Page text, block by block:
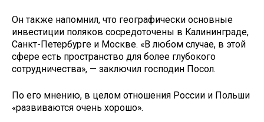
Он также напомнил, что географически основные
инвестиции поляков сосредоточены в Калининграде,
Санкт-Петербурге и Москве. «В любом случае, в этой
сфере есть пространство для более глубокого
сотрудничества», — заключил господин Посол.
По его мнению, в целом отношения России и Польши
«развиваются очень хорошо».